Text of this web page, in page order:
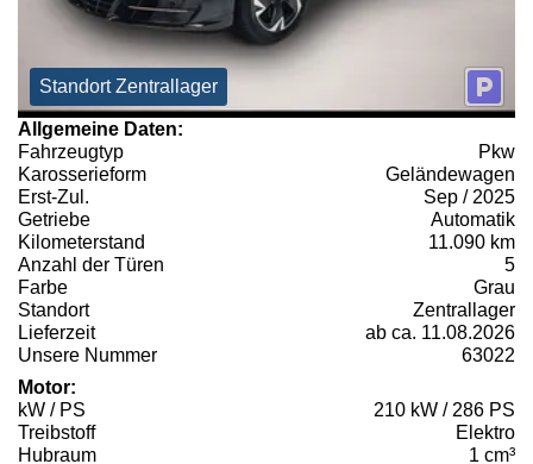
Standort Zentrallager
Allgemeine Daten:
Fahrzeugtyp
Pkw
Karosserieform
Geländewagen
Erst-Zul.
Sep / 2025
Getriebe
Automatik
Kilometerstand
11.090 km
Anzahl der Türen
5
Farbe
Grau
Standort
Zentrallager
Lieferzeit
ab ca. 11.08.2026
Unsere Nummer
63022
Motor:
kW / PS
210 kW / 286 PS
Treibstoff
Elektro
Hubraum
1 cm³